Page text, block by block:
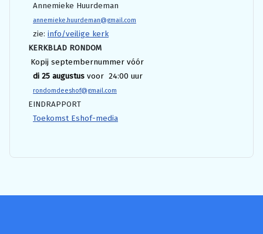
Annemieke Huurdeman
annemieke.huurdeman@gmail.com
zie: info/veilige kerk
KERKBLAD RONDOM
Kopij septembernummer vóór
di 25 augustus voor 24:00 uur
rondomdeeshof@gmail.com
EINDRAPPORT
Toekomst Eshof-media